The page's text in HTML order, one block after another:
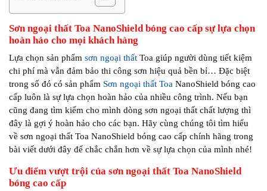
Sơn ngoại thất Toa NanoShield bóng cao cấp sự lựa chọn
hoàn hảo cho mọi khách hàng
Lựa chọn sản phẩm sơn ngoại thất Toa giúp người dùng tiết kiệm
chi phí mà vẫn đảm bảo thi công sơn hiệu quả bền bỉ… Đặc biệt
trong số đó có sản phẩm Sơn ngoại thất Toa NanoShield bóng cao
cấp luôn là sự lựa chọn hoàn hảo của nhiều công trình. Nếu bạn
cũng đang tìm kiếm cho mình dòng sơn ngoại thất chất lượng thì
đây là gợi ý hoàn hảo cho các bạn. Hãy cùng chúng tôi tìm hiểu
về sơn ngoại thất Toa NanoShield bóng cao cấp chính hãng trong
bài viết dưới đây để chắc chắn hơn về sự lựa chọn của mình nhé!
Ưu điểm vượt trội của sơn ngoại thất Toa NanoShield
bóng cao cấp